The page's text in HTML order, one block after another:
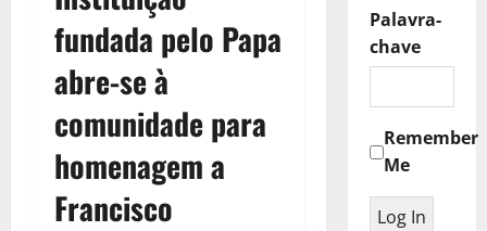
fundada pelo Papa
abre-se à
comunidade para
homenagem a
Francisco
Palavra-
chave
Remember
Me